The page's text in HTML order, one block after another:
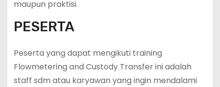
maupun praktisi.
PESERTA
Peserta yang dapat mengikuti training
Flowmetering and Custody Transfer ini adalah
staff sdm atau karyawan yang ingin mendalami